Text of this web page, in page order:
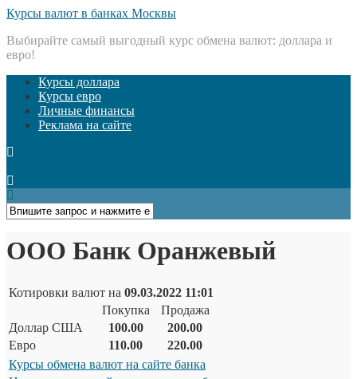
Курсы валют в банках Москвы
Выбирайте самый выгодный курс обмена валют: доллара и
евро!
Курсы доллара
Курсы евро
Личные финансы
Реклама на сайте
ООО Банк Оранжевый
Котировки валют на 09.03.2022 11:01
Покупка
Продажа
Доллар США
100.00
200.00
Евро
110.00
220.00
Курсы обмена валют на сайте банка